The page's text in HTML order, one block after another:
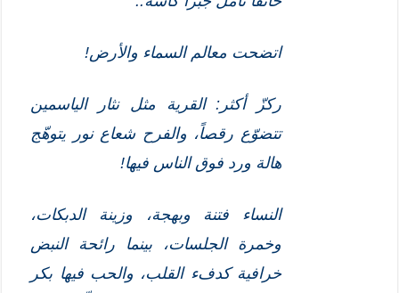
اتضحت معالم السماء والأرض!
ركزّ أكثر: القرية مثل نثار الياسمين
تتضوّع رقصاً، والفرح شعاع نور يتوهّج
هالة ورد فوق الناس فيها!
النساء فتنة وبهجة، وزينة الدبكات،
وخمرة الجلسات، بينما رائحة النبض
خرافية كدفء القلب، والحب فيها بكر